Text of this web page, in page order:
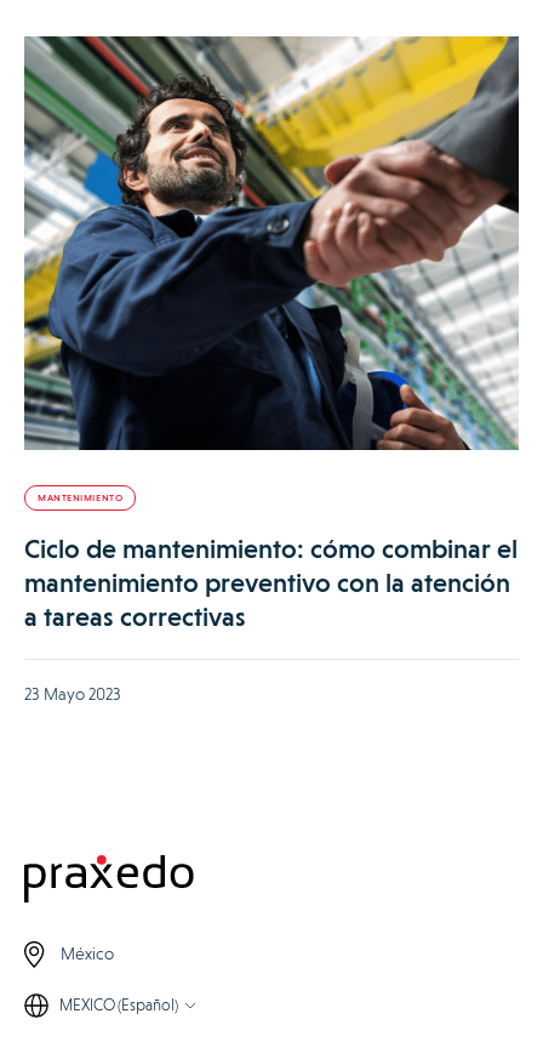
MANTENIMIENTO
Ciclo de mantenimiento: cómo combinar el
mantenimiento preventivo con la atención
a tareas correctivas
23 Mayo 2023
México
MEXICO (Español)